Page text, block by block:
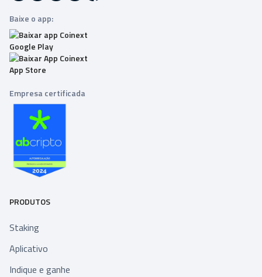
Baixe o app:
Empresa certificada
PRODUTOS
Staking
Aplicativo
Indique e ganhe